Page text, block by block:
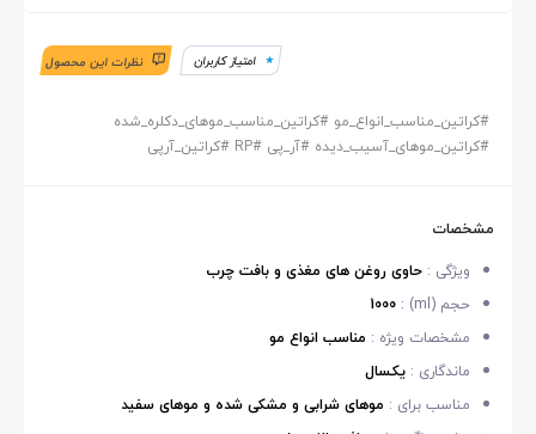
امتیاز کاربران نظرات این محصول
#کراتین_مناسب_انواع_مو #کراتین_مناسب_موهای_دکلره_شده
#کراتین_موهای_آسیب_دیده #آر_پی #
RP
#کراتین_آرپی
مشخصات
ویژگی : حاوی روغن های مغذی و بافت چرب
حجم (ml) :
1000
مشخصات ویژه : مناسب انواع مو
ماندگاری : یکسال
مناسب برای : موهای شرابی و مشکی شده و موهای سفید